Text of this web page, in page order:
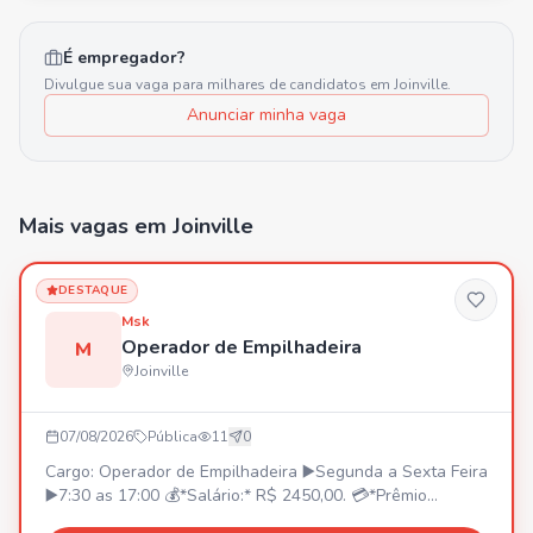
É empregador?
Divulgue sua vaga para milhares de candidatos em Joinville.
Anunciar minha vaga
Mais vagas em Joinville
DESTAQUE
M
Msk
Operador de Empilhadeira
Joinville
07/08/2026 Pública 11 0
Cargo: Operador de Empilhadeira ▶️Segunda a Sexta Feira
▶️7:30 as 17:00 💰*Salário:* R$ 2450,00. 💳*Prêmio